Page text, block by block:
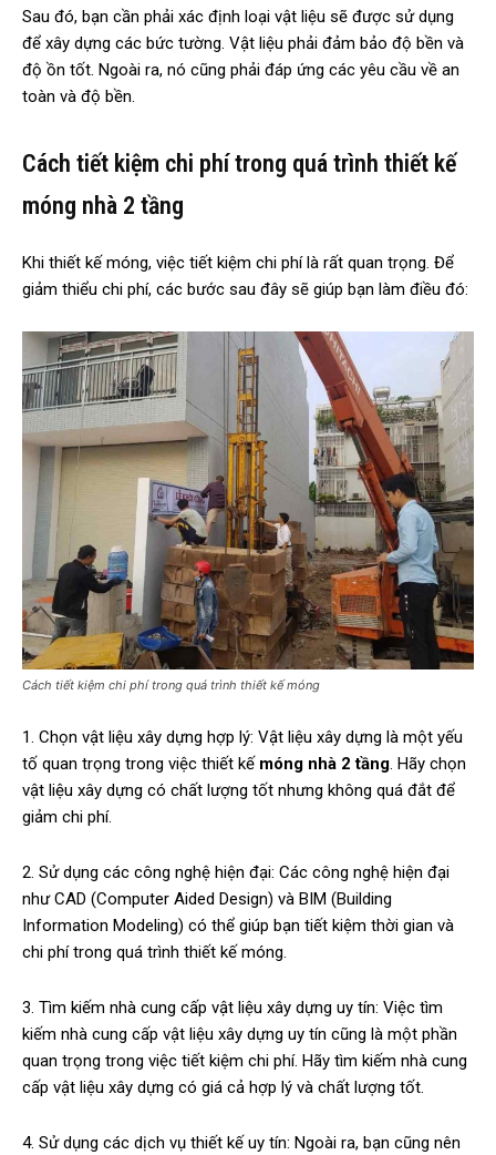
Sau đó, bạn cần phải xác định loại vật liệu sẽ được sử dụng
để xây dựng các bức tường. Vật liệu phải đảm bảo độ bền và
độ ồn tốt. Ngoài ra, nó cũng phải đáp ứng các yêu cầu về an
toàn và độ bền.
Cách tiết kiệm chi phí trong quá trình thiết kế
móng nhà 2 tầng
Khi thiết kế móng, việc tiết kiệm chi phí là rất quan trọng. Để
giảm thiểu chi phí, các bước sau đây sẽ giúp bạn làm điều đó:
Cách tiết kiệm chi phí trong quá trình thiết kế móng
1. Chọn vật liệu xây dựng hợp lý: Vật liệu xây dựng là một yếu
tố quan trọng trong việc thiết kế móng nhà 2 tầng. Hãy chọn
vật liệu xây dựng có chất lượng tốt nhưng không quá đắt để
giảm chi phí.
2. Sử dụng các công nghệ hiện đại: Các công nghệ hiện đại
như CAD (Computer Aided Design) và BIM (Building
Information Modeling) có thể giúp bạn tiết kiệm thời gian và
chi phí trong quá trình thiết kế móng.
3. Tìm kiếm nhà cung cấp vật liệu xây dựng uy tín: Việc tìm
kiếm nhà cung cấp vật liệu xây dựng uy tín cũng là một phần
quan trọng trong việc tiết kiệm chi phí. Hãy tìm kiếm nhà cung
cấp vật liệu xây dựng có giá cả hợp lý và chất lượng tốt.
4. Sử dụng các dịch vụ thiết kế uy tín: Ngoài ra, bạn cũng nên